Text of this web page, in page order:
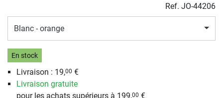
Ref. JO-44206
Blanc - orange
En stock
Livraison : 19,00 €
Livraison gratuite
pour les achats supérieurs à 199,00 €